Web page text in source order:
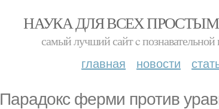
НАУКА ДЛЯ ВСЕХ
самый лучший сайт c
главная новости
Парадокс ферми против